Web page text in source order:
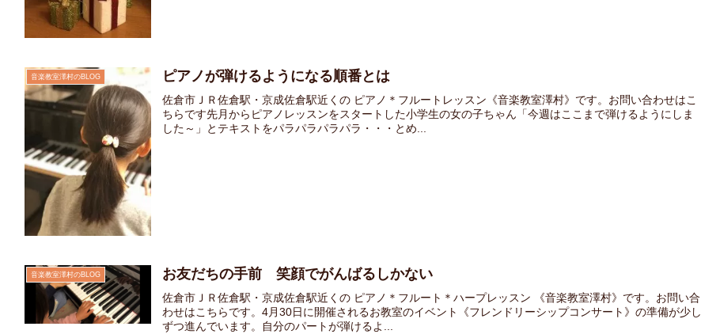
音楽教室澤村のBLOG ピアノが弾けるようになる順番とは
佐倉市ＪＲ佐倉駅・京成佐倉駅近くの ピアノ＊フルートレッスン《音楽教室澤村》です。お問い合わせはこ
ちらです先月からピアノレッスンをスタートした小学生の女の子ちゃん「今週はここまで弾けるようにしま
した～」とテキストをパラパラパラパラ・・・とめ...
音楽教室澤村のBLOG お友だちの手前 笑顔でがんばるしかない
佐倉市ＪＲ佐倉駅・京成佐倉駅近くの ピアノ＊フルート＊ハープレッスン 《音楽教室澤村》です。お問い合
わせはこちらです。4月30日に開催されるお教室のイベント《フレンドリーシップコンサート》の準備が少し
ずつ進んでいます。自分のパートが弾けるよ...